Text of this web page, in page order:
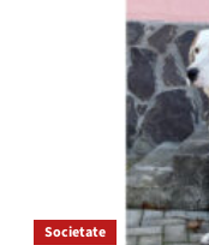
Societate